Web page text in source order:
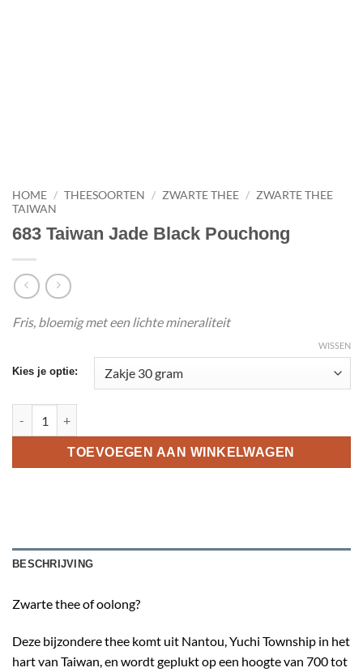
HOME / THEESOORTEN / ZWARTE THEE / ZWARTE THEE
TAIWAN
683 Taiwan Jade Black Pouchong
Fris, bloemig met een lichte mineraliteit
Kies je optie:
WISSEN
TOEVOEGEN AAN WINKELWAGEN
BESCHRIJVING
Zwarte thee of oolong?
Deze bijzondere thee komt uit Nantou, Yuchi Township in het
hart van Taiwan, en wordt geplukt op een hoogte van 700 tot